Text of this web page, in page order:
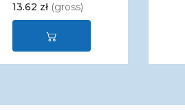
13.62 zł (gross)